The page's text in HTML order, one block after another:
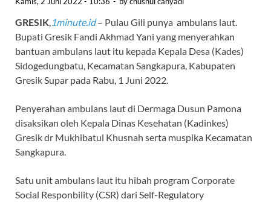
GRESIK 1minute.id– Pulau Gili punya ambulans laut.
Bupati Gresik Fandi Akhmad Yani yang menyerahkan
bantuan ambulans laut itu kepada Kepala Desa (Kades)
Sidogedungbatu, Kecamatan Sangkapura, Kabupaten
Gresik Supar pada Rabu, 1 Juni 2022.
Penyerahan ambulans laut di Dermaga Dusun Pamona
disaksikan oleh Kepala Dinas Kesehatan (Kadinkes)
Gresik dr Mukhibatul Khusnah serta muspika Kecamatan
Sangkapura.
Satu unit ambulans laut itu hibah program Corporate
Social Responbility (CSR) dari Self-Regulatory